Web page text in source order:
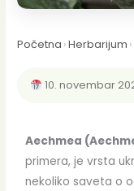
Početna ›Herbarijum ›
10. novembar
Aechmea
primera, je vrsta
nekoliko saveta o